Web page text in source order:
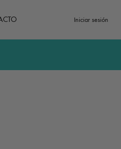
Iniciar sesión